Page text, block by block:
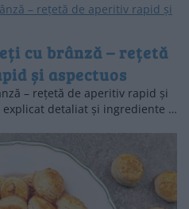
cu brânză – rețetă
și aspectuos
– rețetă de aperitiv rapid și
detaliat și ingrediente …